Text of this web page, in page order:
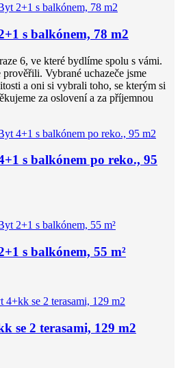
s balkónem, 78 m2
6, ve které bydlíme spolu s vámi.
prověřili. Vybrané uchazeče jsme
a oni si vybrali toho, se kterým si
za oslovení a za příjemnou
s balkónem po reko., 95
s balkónem, 55 m²
se 2 terasami, 129 m2